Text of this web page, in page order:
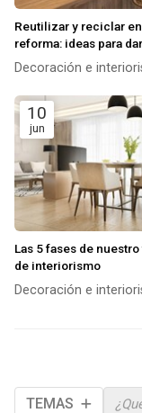
TEMAS
Reutilizar y reciclar
reforma: ideas para
segunda vida a
Decoración e
10
jun
Las 5 fases de nuestro
de interiorismo
Decoración e